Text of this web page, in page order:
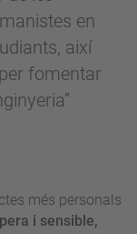
en
així
fomentar
més personals
i sensible,